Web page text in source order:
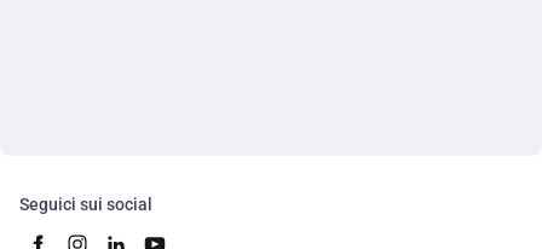
Seguici sui social